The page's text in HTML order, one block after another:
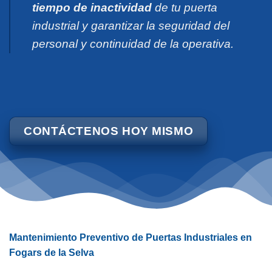
tiempo de inactividad de tu puerta
industrial y garantizar la seguridad del
personal y continuidad de la operativa.
CONTÁCTENOS HOY MISMO
Mantenimiento Preventivo de Puertas Industriales en
Fogars de la Selva